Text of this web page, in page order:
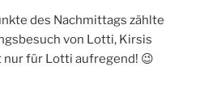
des Nachmittags zählte
von Lotti, Kirsis
nur für Lotti aufregend! 😉